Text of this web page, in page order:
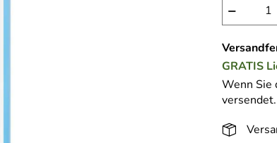
−
GRATIS
Wenn Sie
versendet.